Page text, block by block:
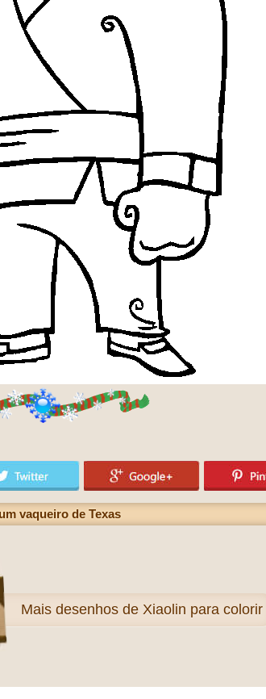
vaqueiro de Texas
Mais desenhos de Xiaolin para colorir